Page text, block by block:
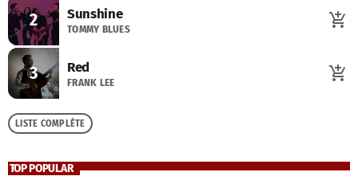
2 Sunshine
TOMMY BLUES add_shopping_cart
3 Red
FRANK LEE add_shopping_cart
LISTE COMPLÈTE
TOP POPULAR